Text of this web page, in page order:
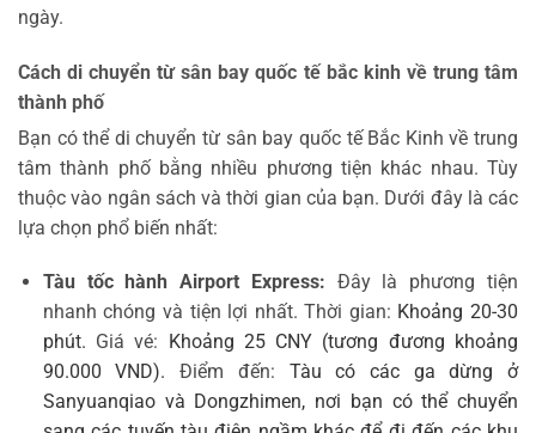
ngày.
Cách di chuyển từ sân bay quốc tế bắc kinh về trung tâm
thành phố
Bạn có thể di chuyển từ sân bay quốc tế Bắc Kinh về trung
tâm thành phố bằng nhiều phương tiện khác nhau. Tùy
thuộc vào ngân sách và thời gian của bạn. Dưới đây là các
lựa chọn phổ biến nhất:
Tàu tốc hành Airport Express: Đây là phương tiện
nhanh chóng và tiện lợi nhất. Thời gian: Khoảng 20-30
phút. Giá vé: Khoảng 25 CNY (tương đương khoảng
90.000 VND).Điểm đến: Tàu có các ga dừng ở
Sanyuanqiao và Dongzhimen, nơi bạn có thể chuyển